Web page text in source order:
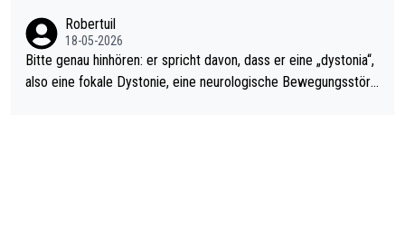
Robertuil
18-05-2026
Bitte genau hinhören: er spricht davon, dass er eine „dystonia“,
also eine fokale Dystonie, eine neurologische Bewegungsstöru